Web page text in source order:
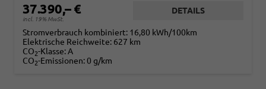
37.390,– €
incl. 19% MwSt.
DETAILS
Stromverbrauch kombiniert: 16,80 kWh/100km
Elektrische Reichweite: 627 km
CO2-Klasse:A
CO2-Emissionen:0 g/km